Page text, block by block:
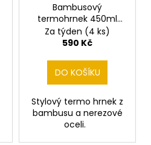
Bambusový
termohrnek 450ml
Ozzy Osbourne
Za týden (4 ks)
590 Kč
DO KOŠÍKU
Stylový termo hrnek z
bambusu a nerezové
oceli.